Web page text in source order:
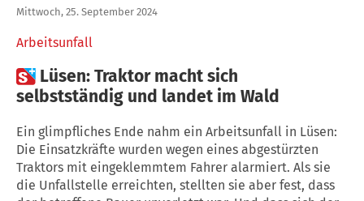
Arbeitsunfall
Mittwoch, 25. September 2024
 Lüsen: Traktor macht sich
selbstständig und landet im Wald
Ein glimpfliches Ende nahm ein Arbeitsunfall in Lüsen:
Die Einsatzkräfte wurden wegen eines abgestürzten
Traktors mit eingeklemmtem Fahrer alarmiert. Als sie
die Unfallstelle erreichten, stellten sie aber fest, dass